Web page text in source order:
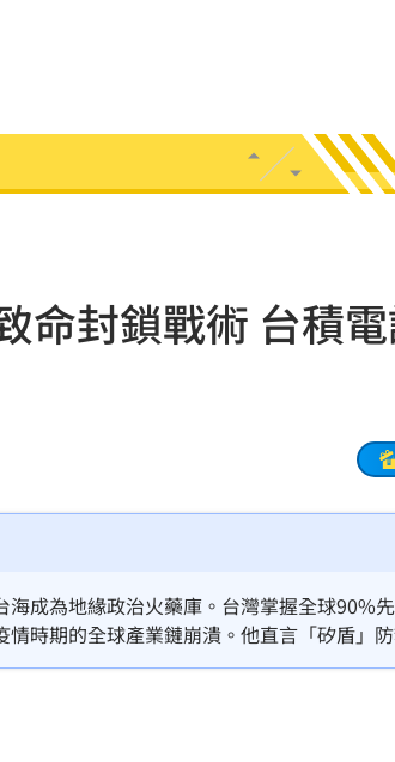
命封鎖戰術 台積
成為地緣政治火藥庫。台灣掌握全球90%
時期的全球產業鏈崩潰。他直言「矽盾」
不僅衝擊全球GDP，更將重新定義國際秩